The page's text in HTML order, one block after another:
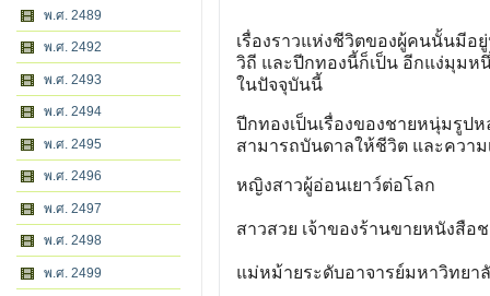
พ.ศ. 2489
พ.ศ. 2492
พ.ศ. 2493
พ.ศ. 2494
พ.ศ. 2495
พ.ศ. 2496
พ.ศ. 2497
พ.ศ. 2498
พ.ศ. 2499
เรื่องราวแห่งชีวิตของผู้คนนั้นมีอ
วิถี และปีกทองนี้ก็เป็น อีกแง่มุม
ในปัจจุบันนี้
ปีกทองเป็นเรื่องของชายหนุ่มรูป
สามารถบันดาลให้ชีวิต และควา
หญิงสาวผู้อ่อนเยาว์ต่อโลก
สาวสวย เจ้าของร้านขายหนังสือ
แม่หม้ายระดับอาจารย์มหาวิทยา